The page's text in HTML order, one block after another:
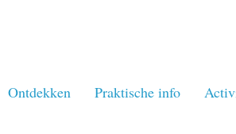
Ontdekken Praktische info